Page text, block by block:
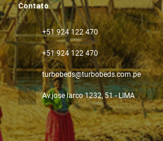
Contato
+51 924 122 470
+51 924 122 470
turbobeds@turbobeds.com.pe
Av.jose larco 1232, 51 - LIMA